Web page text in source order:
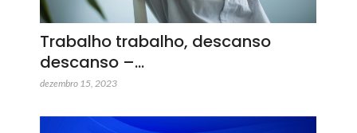
Trabalho trabalho, descanso
descanso –…
dezembro 15, 2023